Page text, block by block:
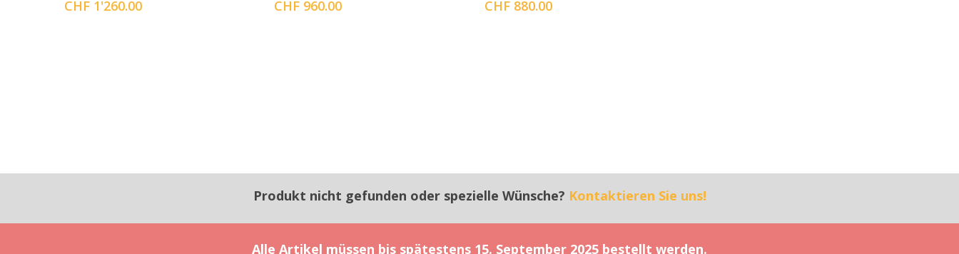
CHF 1'260.00
CHF 960.00
CHF880.00
Produkt nicht gefunden oder spezielle Wünsche? Kontaktieren Sie uns!
Alle Artikel müssen bis spätestens 15. September 2025 bestellt werden.